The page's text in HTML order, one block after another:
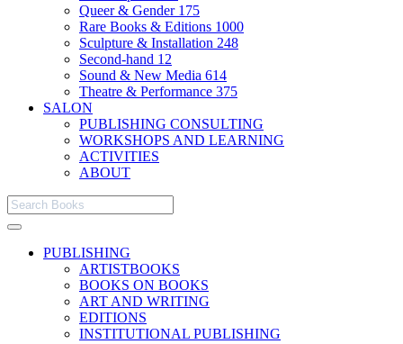
Queer & Gender 175
Rare Books & Editions 1000
Sculpture & Installation 248
Second-hand 12
Sound & New Media 614
Theatre & Performance 375
SALON
PUBLISHING CONSULTING
WORKSHOPS AND LEARNING
ACTIVITIES
ABOUT
PUBLISHING
ARTISTBOOKS
BOOKS ON BOOKS
ART AND WRITING
EDITIONS
INSTITUTIONAL PUBLISHING